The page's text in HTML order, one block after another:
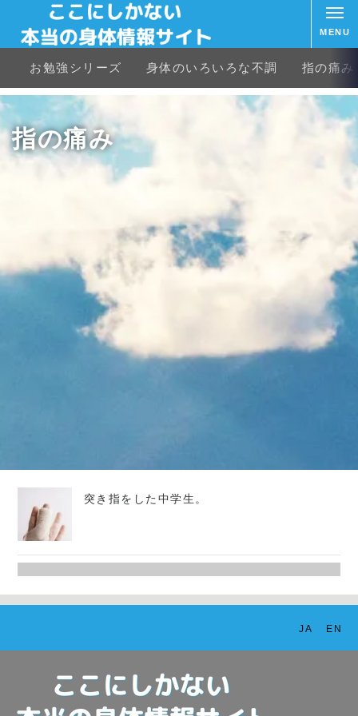
MENU
お勉強シリーズ 身体のいろいろな不調 指の痛み
指の痛み
突き指をした中学生。
EN
JA